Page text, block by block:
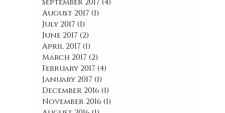
August 2017 (1)
July 2017 (1)
June 2017 (2)
April 2017 (1)
March 2017 (2)
February 2017 (4)
January 2017 (1)
December 2016 (1)
November 2016 (1)